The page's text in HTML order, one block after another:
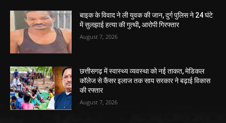
बाइक के विवाद ने ली युवक की जान, दुर्ग पुलिस ने 24 घंटे
में सुलझाई हत्या की गुत्थी, आरोपी गिरफ्तार
August 7, 2026
छत्तीसगढ़ में स्वास्थ्य व्यवस्था को नई ताकत, मेडिकल
कॉलेज से कैंसर इलाज तक साय सरकार ने बढ़ाई विकास
की रफ्तार
August 7, 2026